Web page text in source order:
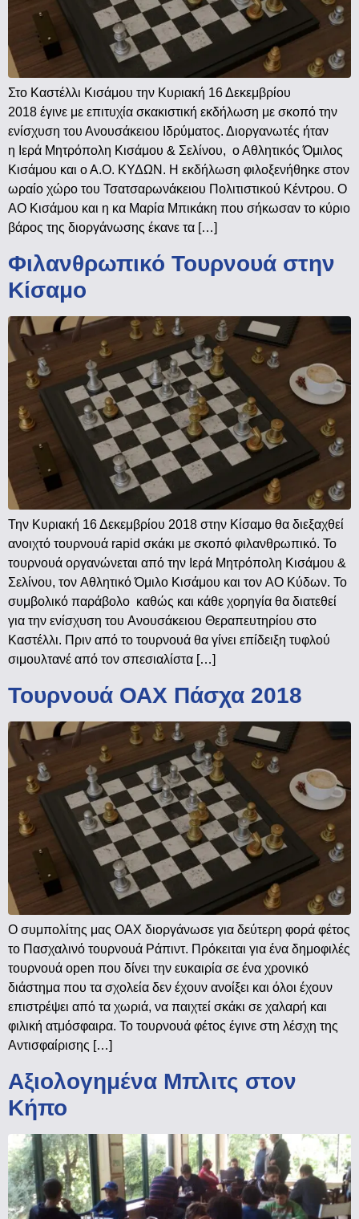
Στο Καστέλλι Κισάμου την Κυριακή 16 Δεκεμβρίου
2018 έγινε με επιτυχία σκακιστική εκδήλωση με σκοπό την
ενίσχυση του Ανουσάκειου Ιδρύματος. Διοργανωτές ήταν
η Ιερά Μητρόπολη Κισάμου & Σελίνου, ο Αθλητικός Όμιλος
Κισάμου και ο Α.Ο. ΚΥΔΩΝ. Η εκδήλωση φιλοξενήθηκε στον
ωραίο χώρο του Τσατσαρωνάκειου Πολιτιστικού Κέντρου. Ο
ΑΟ Κισάμου και η κα Μαρία Μπικάκη που σήκωσαν το κύριο
βάρος της διοργάνωσης έκανε τα […]
Φιλανθρωπικό Τουρνουά στην
Κίσαμο
Την Κυριακή 16 Δεκεμβρίου 2018 στην Κίσαμο θα διεξαχθεί
ανοιχτό τουρνουά rapid σκάκι με σκοπό φιλανθρωπικό. Το
τουρνουά οργανώνεται από την Ιερά Μητρόπολη Κισάμου &
Σελίνου, τον Αθλητικό Όμιλο Κισάμου και τον ΑΟ Κύδων. Το
συμβολικό παράβολο καθώς και κάθε χορηγία θα διατεθεί
για την ενίσχυση του Ανουσάκειου Θεραπευτηρίου στο
Καστέλλι. Πριν από το τουρνουά θα γίνει επίδειξη τυφλού
σιμουλτανέ από τον σπεσιαλίστα […]
Τουρνουά ΟΑΧ Πάσχα 2018
Ο συμπολίτης μας ΟΑΧ διοργάνωσε για δεύτερη φορά φέτος
το Πασχαλινό τουρνουά Ράπιντ. Πρόκειται για ένα δημοφιλές
τουρνουά open που δίνει την ευκαιρία σε ένα χρονικό
διάστημα που τα σχολεία δεν έχουν ανοίξει και όλοι έχουν
επιστρέψει από τα χωριά, να παιχτεί σκάκι σε χαλαρή και
φιλική ατμόσφαιρα. Το τουρνουά φέτος έγινε στη λέσχη της
Αντισφαίρισης […]
Αξιολογημένα Μπλιτς στον
Κήπο